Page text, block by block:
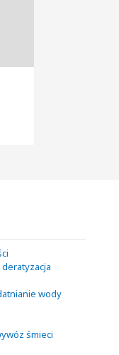
wody
śmieci